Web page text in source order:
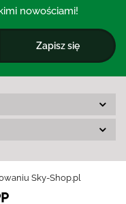
nowościami!
Sky-Shop.pl